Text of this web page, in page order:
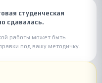
студенческая
сдавалась.
работы может быть
под вашу методичку.